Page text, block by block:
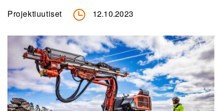
Projektiuutiset 12.10.2023